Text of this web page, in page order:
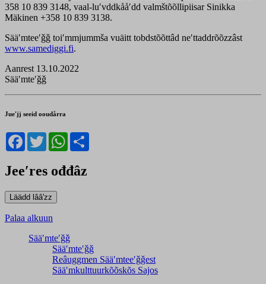
358 10 839 3148, vaal-luʹvddkååʹdd valmštõõllipiisar Sinikka
Mäkinen +358 ‭10 839 3138‬‬.‬‬‬‬‬
Sääʹmteeʹǧǧ toiʹmmjummša vuäitt tobdstõõttâd neʹttaddrõõzzâst
www.samediggi.fi.
Aanrest 13.10.2022
Sääʹmteʹǧǧ
Jueʹjj seeid ooudårra
Facebook
TwitterWhatsApp
Jeeʹres ođđâz
Palaa alkuun
Sääʹmteʹǧǧ
Sääʹmteʹǧǧ
Reâuggmen Sääʹmteeʹǧǧest
Sääʹmkulttuurkõõskõs Sajos